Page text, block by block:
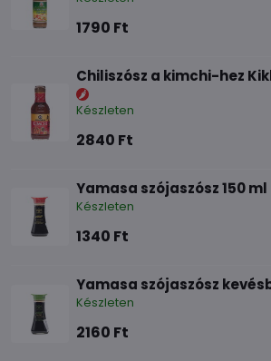
1790 Ft
Chiliszósz a kimchi-hez
Készleten
2840 Ft
Yamasa szójaszósz 150 ml
Készleten
1340 Ft
Yamasa szójaszósz
Készleten
2160 Ft